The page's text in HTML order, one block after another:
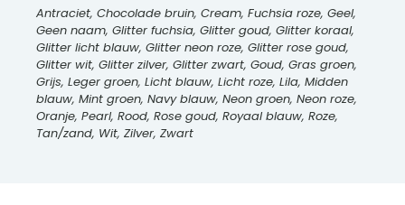
Antraciet, Chocolade bruin, Cream, Fuchsia roze, Geel,
Geen naam, Glitter fuchsia, Glitter goud, Glitter koraal,
Glitter licht blauw, Glitter neon roze, Glitter rose goud,
Glitter wit, Glitter zilver, Glitter zwart, Goud, Gras groen,
Grijs, Leger groen, Licht blauw, Licht roze, Lila, Midden
blauw, Mint groen, Navy blauw, Neon groen, Neon roze,
Oranje, Pearl, Rood, Rose goud, Royaal blauw, Roze,
Tan/zand, Wit, Zilver, Zwart